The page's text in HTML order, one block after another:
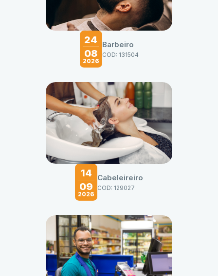
24
08
2026
Barbeiro
COD: 131504
14
09
2026
Cabeleireiro
COD: 129027